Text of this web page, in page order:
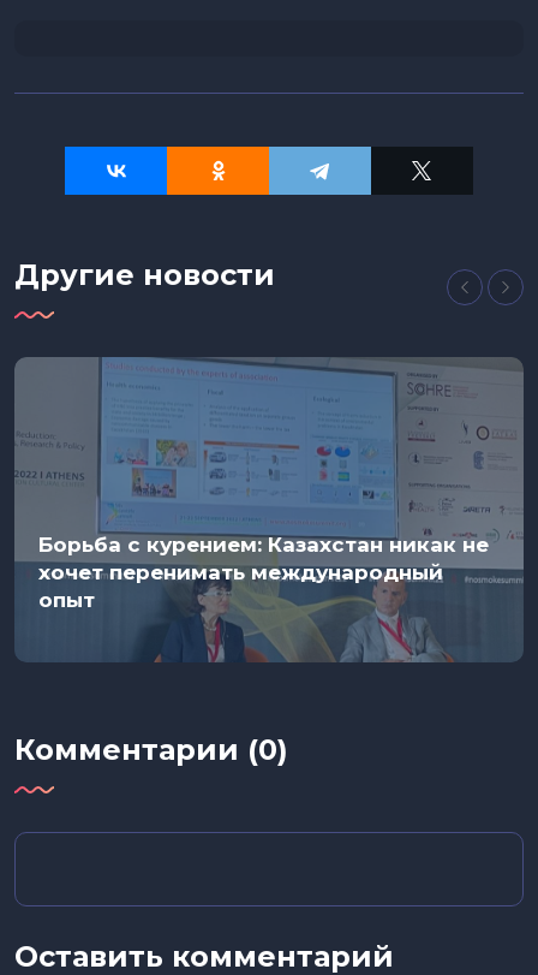
Другие новости
Борьба с курением: Казахстан никак не
хочет перенимать международный
опыт
Комментарии (0)
Оставить комментарий